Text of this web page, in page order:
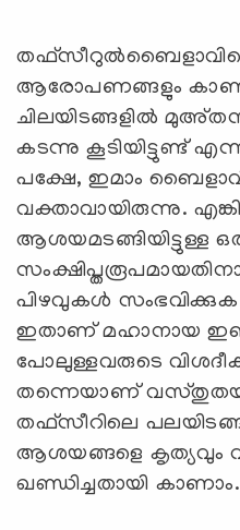
ആരോപണങ്ങളും
ചിലയിടങ്ങളിൽ
കടന്നു കൂടിയിട്ടുണ്ട്
പക്ഷേ, ഇമാം
വക്താവായിരുന്നു.
ആശയമടങ്ങിയിട്ടുള്ള
പിഴവുകൾ സംഭവിക്കുക
ഇതാണ് മഹാനായ
പോലുള്ളവരുടെ
തന്നെയാണ്
തഫ്സീറിലെ
ആശയങ്ങളെ കൃത്യവും
ഖണ്ഡിച്ചതായി കാണാം.